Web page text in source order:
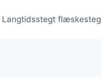
Langtidsstegt flæskesteg